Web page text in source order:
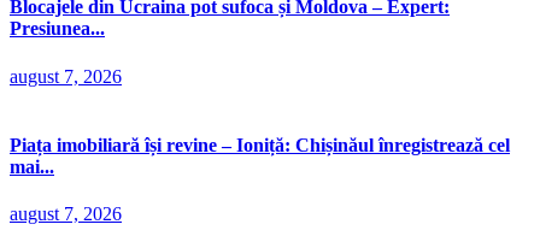
Blocajele din Ucraina pot sufoca și Moldova – Expert:
Presiunea...
august 7, 2026
Piața imobiliară își revine – Ioniță: Chișinăul înregistrează cel
mai...
august 7, 2026